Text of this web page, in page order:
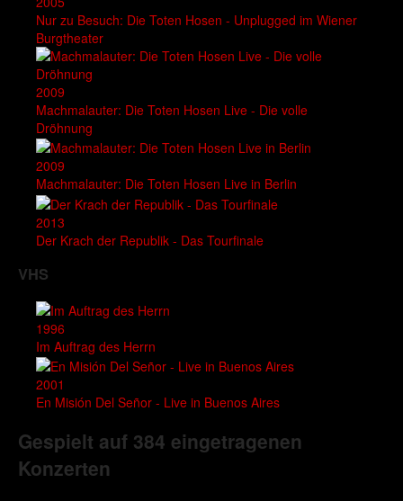
Nur zu Besuch: Die Toten Hosen - Unplugged im Wiener
Burgtheater
2009
Machmalauter: Die Toten Hosen Live - Die volle
Dröhnung
2009
Machmalauter: Die Toten Hosen Live in Berlin
2013
Der Krach der Republik - Das Tourfinale
VHS
1996
Im Auftrag des Herrn
2001
En Misión Del Señor - Live in Buenos Aires
Gespielt auf 384 eingetragenen
Konzerten